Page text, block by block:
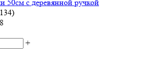
50см с деревянной ручкой
+